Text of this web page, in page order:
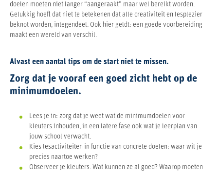
doelen moeten niet langer “aangeraakt” maar wel bereikt worden.
Gelukkig hoeft dat niet te betekenen dat alle creativiteit en lesplezier
beknot worden, integendeel. Ook hier geldt: een goede voorbereiding
maakt een wereld van verschil.
Alvast een aantal tips om de start niet te missen.
Zorg dat je vooraf een goed zicht hebt op de
minimumdoelen.
Lees je in: zorg dat je weet wat de minimumdoelen voor
kleuters inhouden, in een latere fase ook wat je leerplan van
jouw school verwacht.
Kies lesactiviteiten in functie van concrete doelen: waar wil je
precies naartoe werken?
Observeer je kleuters. Wat kunnen ze al goed? Waarop moeten